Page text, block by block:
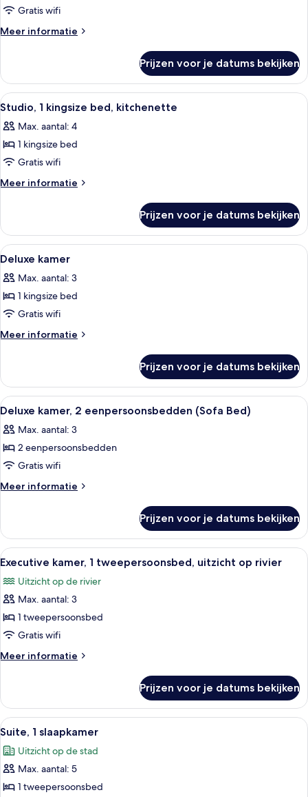
Sofa
Bed-
1
laden
Gratis wifi
Meer informatie
Meer
Room-
Sofa
Bed-
Double
Prijzen voor je datums bekijken
Alle
foto's
voor
Studio,
1
kingsize
laden
Een moderne keuken met houten
9
Studio, 1 kingsize bed, kitchenette
Max. aantal: 4
1 kingsize bed
Gratis wifi
Meer informatie
Meer
1
kingsize
bed,
Prijzen voor je datums bekijken
Alle
foto's
voor
Deluxe
kamer
laden
Een hotelkamer met een groot bed,
5
Deluxe kamer
Max. aantal: 3
1 kingsize bed
Gratis wifi
Meer informatie
Meer
kamer
Prijzen voor je datums bekijken
Alle
foto's
voor
Deluxe
kamer,
2
Bed)
laden
Een hotelkamer met een groot bed,
7
Deluxe kamer, 2 eenpersoonsbedden (Sofa Bed)
Max. aantal: 3
2 eenpersoonsbedden
Gratis wifi
Meer informatie
Meer
kamer,
eenpersoonsbedden
Bed)
Prijzen voor je datums bekijken
Alle
foto's
voor
Executive
kamer,
1
tweepersoonsbed,
uitzicht
rivier
laden
Hotelkamer met een groot bed, een
6
Executive kamer, 1 tweepersoonsbed, uitzicht op rivier
Uitzicht op de rivier
Max. aantal: 3
1 tweepersoonsbed
Gratis wifi
Meer informatie
Meer
kamer,
tweepersoonsbed,
op
rivier
Prijzen voor je datums bekijken
Alle
foto's
voor
Suite,
1
Een moderne woonkamer met een
6
Suite, 1 slaapkamer
Uitzicht op de stad
Max. aantal: 5
1 tweepersoonsbed